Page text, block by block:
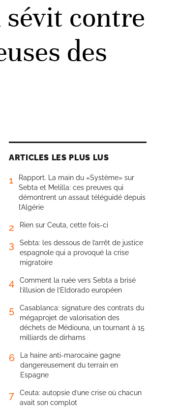
sévit contre
des
ARTICLES LES PLUS LUS
1
Rapport. La main du «Système» sur
Sebta et Melilla: ces preuves qui
démontrent un assaut téléguidé depuis
l’Algérie
2 Rien sur Ceuta, cette fois-ci
3
Sebta: les dessous de l’arrêt de justice
espagnole qui a provoqué la crise
migratoire
4
Comment la ruée vers Sebta a brisé
l’illusion de l’Eldorado européen
5
Casablanca: signature des contrats du
mégaprojet de valorisation des
déchets de Médiouna, un tournant à 15
milliards de dirhams
6
La haine anti-marocaine gagne
dangereusement du terrain en
Espagne
7
Ceuta: autopsie d’une crise où chacun
avait son complot